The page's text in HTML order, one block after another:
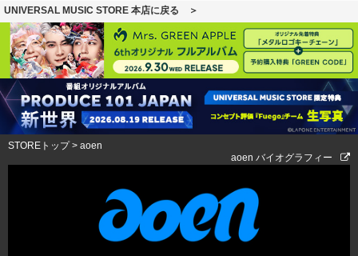
UNIVERSAL MUSIC STORE 本店に戻る ＞
STOREトップ> aoen
aoen バイオグラフィー